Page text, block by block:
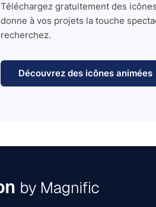
Téléchargez gratuitement des
donne à vos projets la touche
recherchez.
Découvrez des icônes animées